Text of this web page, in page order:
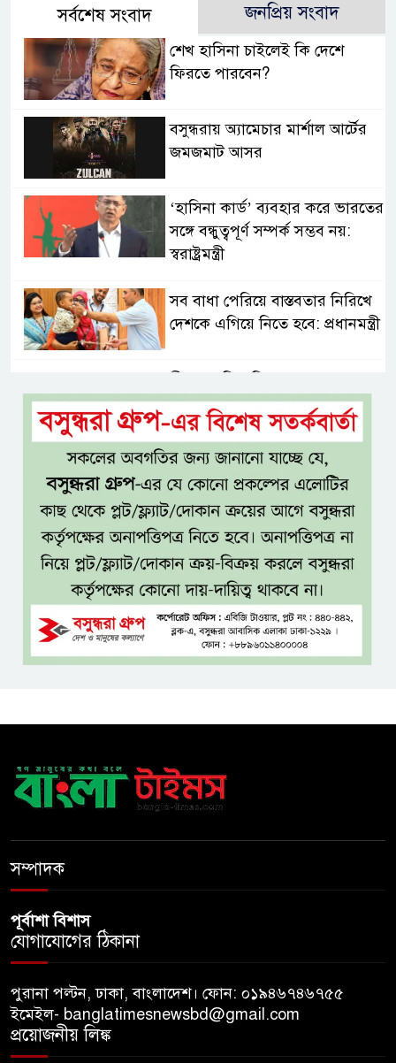
সর্বশেষ সংবাদ জনপ্রিয় সংবাদ
শেখ হাসিনা চাইলেই কি দেশে
ফিরতে পারবেন?
বসুন্ধরায় অ্যামেচার মার্শাল আর্টের
জমজমাট আসর
‘হাসিনা কার্ড’ ব্যবহার করে ভারতের
সঙ্গে বন্ধুত্বপূর্ণ সম্পর্ক সম্ভব নয়:
স্বরাষ্ট্রমন্ত্রী
সব বাধা পেরিয়ে বাস্তবতার নিরিখে
দেশকে এগিয়ে নিতে হবে: প্রধানমন্ত্রী
সোবহান আনভীর
সেবার মানসিকতা ছাড়া
চিকিৎসাব্যবস্থার মানোন্নয়ন সম্ভব
নয়: প্রধানমন্ত্রী
বিদ্যুৎ-জ্বালানি নিয়ে অস্থিতিশীলতা
সৃষ্টিতে সক্রিয় চক্র: প্রধানমন্ত্রী
তনু হত্যা মামলায় সাবেক
সেনাসদস্য হাফিজুর রহমানকে
হাসিনাকে ঘিরে ঢাকা-দিল্লি সম্পর্কে
মজুদদারির বিরুদ্ধে বিশেষ ক্ষমতা
সম্পাদক
পূর্বাশা বিশাস
যোগাযোগের ঠিকানা
পুরানা পল্টন, ঢাকা, বাংলাদেশ। ফোন: ০১৯৪৬৭৪৬৭৫৫
ইমেইল- banglatimesnewsbd@gmail.com
প্রয়োজনীয় লিঙ্ক